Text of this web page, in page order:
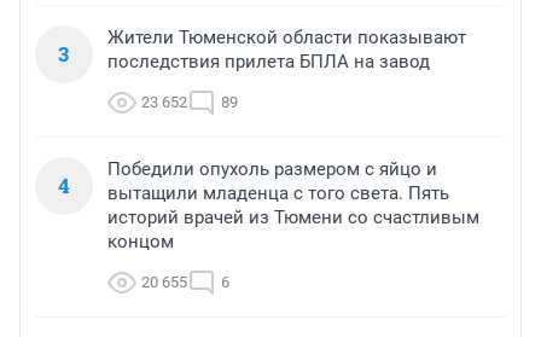
3
Жители Тюменской области показывают
последствия прилета БПЛА на завод
23 652 89
4
Победили опухоль размером с яйцо и
вытащили младенца с того света. Пять
историй врачей из Тюмени со счастливым
концом
20 655 6